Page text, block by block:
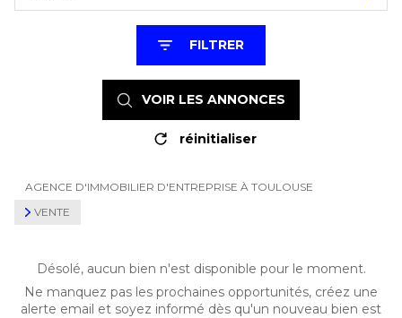
FILTRER
VOIR LES ANNONCES
réinitialiser
AGENCE D'IMMOBILIER D'ENTREPRISE À TOULOUSE
VENTE
Désolé, aucun bien n'est disponible pour le moment.
Ne manquez pas les prochaines opportunités, créez une
alerte email et soyez informé dès qu'un nouveau bien est